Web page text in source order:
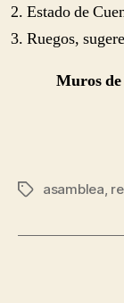
Estado de
Ruegos,
Muros de
Tagsasamblea,